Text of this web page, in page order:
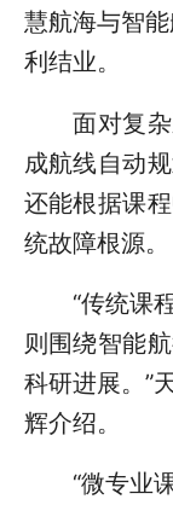
慧航海与智
利结业。
面对复杂
成航线自动
还能根据课
统故障根源。
“传统课程
则围绕智能
科研进展。”
辉介绍。
“微专业课